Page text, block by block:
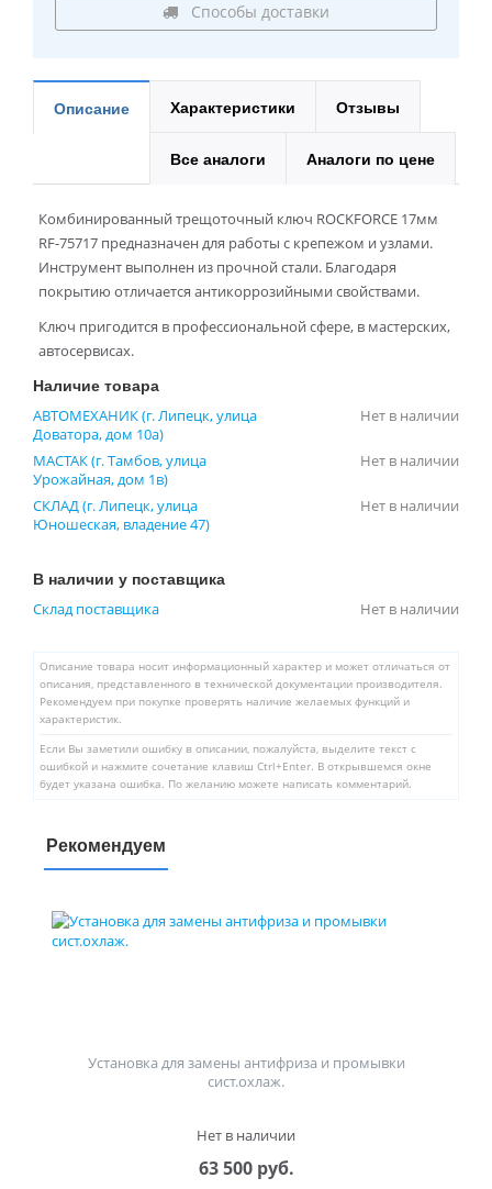
Способы доставки
Описание Характеристики Отзывы
Все аналоги Аналоги по цене
Комбинированный трещоточный ключ ROCKFORCE 17мм
RF-75717 предназначен для работы с крепежом и узлами.
Инструмент выполнен из прочной стали. Благодаря
покрытию отличается антикоррозийными свойствами.
Ключ пригодится в профессиональной сфере, в мастерских,
автосервисах.
Наличие товара
АВТОМЕХАНИК (г. Липецк, улица
Доватора, дом 10а)
Нет в наличии
МАСТАК (г. Тамбов, улица
Урожайная, дом 1в)
Нет в наличии
СКЛАД (г. Липецк, улица
Юношеская, владение 47)
Нет в наличии
В наличии у поставщика
Склад поставщика Нет в наличии
Описание товара носит информационный характер и может отличаться от
описания, представленного в технической документации производителя.
Рекомендуем при покупке проверять наличие желаемых функций и
характеристик.
Если Вы заметили ошибку в описании, пожалуйста, выделите текст с
ошибкой и нажмите сочетание клавиш Ctrl+Enter. В открывшемся окне
будет указана ошибка. По желанию можете написать комментарий.
Рекомендуем
Установка для замены антифриза и промывки
сист.охлаж.
Нет в наличии
63 500 руб.